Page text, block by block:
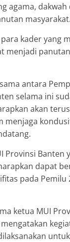
agama,
masyarakat.
kader yang
menjadi
antara
selama ini
akan
menjaga
Provinsi Banten
dapat
pada Pemilu
ketua MUI